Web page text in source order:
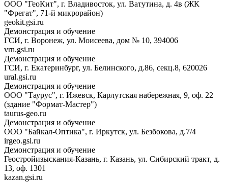
ООО "ГеоКит", г. Владивосток, ул. Ватутина, д. 4в (ЖК
"Фрегат", 71-й микрорайон)
geokit.gsi.ru
Демонстрация и обучение
ГСИ, г. Воронеж, ул. Моисеева, дом № 10, 394006
vrn.gsi.ru
Демонстрация и обучение
ГСИ, г. Екатеринбург, ул. Белинского, д.86, секц.8, 620026
ural.gsi.ru
Демонстрация и обучение
ООО "Таурус", г. Ижевск, Карлутская набережная, 9, оф. 22
(здание "Формат-Мастер")
taurus-geo.ru
Демонстрация и обучение
ООО "Байкал-Оптика", г. Иркутск, ул. Безбокова, д.7/4
irgeo.gsi.ru
Демонстрация и обучение
Геостройизыскания-Казань, г. Казань, ул. Сибирский тракт, д.
13, оф. 1301
kazan.gsi.ru